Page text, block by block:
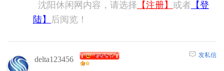
沈阳休闲网内容，请选择 【注册】 或者 【登
陆】
后阅览！
delta123456 发私信